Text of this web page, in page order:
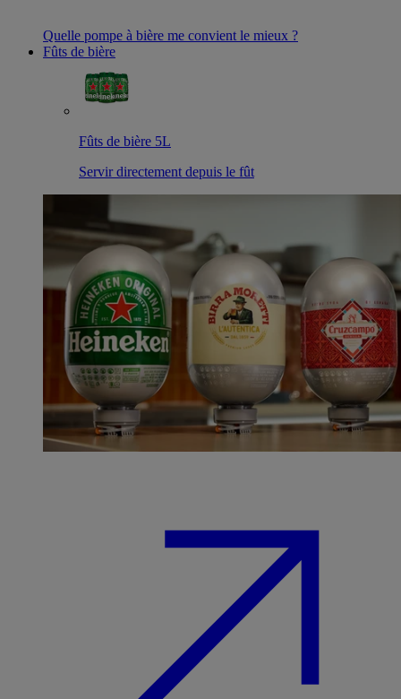
Quelle pompe à bière me convient le mieux ?
Fûts de bière
Fûts de bière 5L
Servir directement depuis le fût